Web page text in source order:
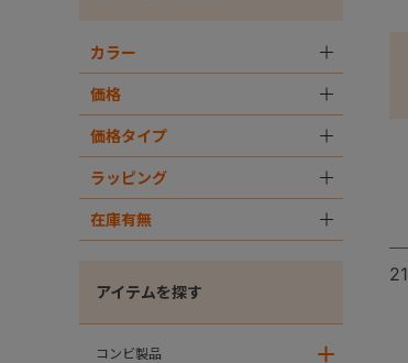
カラー
価格
価格タイプ
ラッピング
在庫有無
アイテムを探す
コンビ製品
21